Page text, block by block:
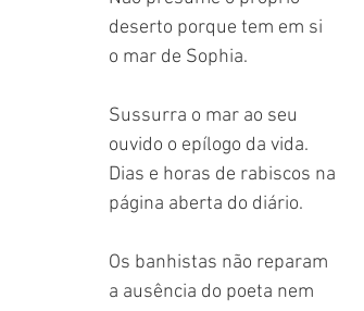
deserto porque tem em si
o mar de Sophia.
Sussurra o mar ao seu
ouvido o epílogo da vida.
Dias e horas de rabiscos na
página aberta do diário.
Os banhistas não reparam
a ausência do poeta nem